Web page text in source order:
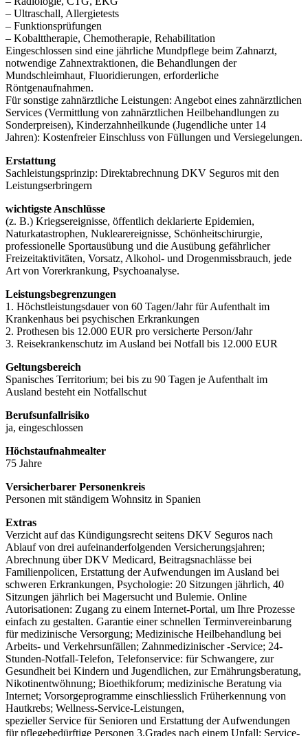
– Ultraschall, Allergietests
– Funktionsprüfungen
– Kobalttherapie, Chemotherapie, Rehabilitation
Eingeschlossen sind eine jährliche Mundpflege beim Zahnarzt,
notwendige Zahnextraktionen, die Behandlungen der
Mundschleimhaut, Fluoridierungen, erforderliche
Röntgenaufnahmen.
Für sonstige zahnärztliche Leistungen: Angebot eines zahnärztlichen
Services (Vermittlung von zahnärztlichen Heilbehandlungen zu
Sonderpreisen), Kinderzahnheilkunde (Jugendliche unter 14
Jahren): Kostenfreier Einschluss von Füllungen und Versiegelungen.
Erstattung
Sachleistungsprinzip: Direktabrechnung DKV Seguros mit den
Leistungserbringern
wichtigste Anschlüsse
(z. B.) Kriegsereignisse, öffentlich deklarierte Epidemien,
Naturkatastrophen, Nuklearereignisse, Schönheitschirurgie,
professionelle Sportausübung und die Ausübung gefährlicher
Freizeitaktivitäten, Vorsatz, Alkohol- und Drogenmissbrauch, jede
Art von Vorerkrankung, Psychoanalyse.
Leistungsbegrenzungen
1. Höchstleistungsdauer von 60 Tagen/Jahr für Aufenthalt im
Krankenhaus bei psychischen Erkrankungen
2. Prothesen bis 12.000 EUR pro versicherte Person/Jahr
3. Reisekrankenschutz im Ausland bei Notfall bis 12.000 EUR
Geltungsbereich
Spanisches Territorium; bei bis zu 90 Tagen je Aufenthalt im
Ausland besteht ein Notfallschut
Berufsunfallrisiko
ja, eingeschlossen
Höchstaufnahmealter
75 Jahre
Versicherbarer Personenkreis
Personen mit ständigem Wohnsitz in Spanien
Extras
Verzicht auf das Kündigungsrecht seitens DKV Seguros nach
Ablauf von drei aufeinanderfolgenden Versicherungsjahren;
Abrechnung über DKV Medicard, Beitragsnachlässe bei
Familienpolicen, Erstattung der Aufwendungen im Ausland bei
schweren Erkrankungen, Psychologie: 20 Sitzungen jährlich, 40
Sitzungen jährlich bei Magersucht und Bulemie. Online
Autorisationen: Zugang zu einem Internet-Portal, um Ihre Prozesse
einfach zu gestalten. Garantie einer schnellen Terminvereinbarung
für medizinische Versorgung; Medizinische Heilbehandlung bei
Arbeits- und Verkehrsunfällen; Zahnmedizinischer -Service; 24-
Stunden-Notfall-Telefon, Telefonservice: für Schwangere, zur
Gesundheit bei Kindern und Jugendlichen, zur Ernährungsberatung,
Nikotinentwöhnung; Bioethikforum; medizinische Beratung via
Internet; Vorsorgeprogramme einschliesslich Früherkennung von
Hautkrebs; Wellness-Service-Leistungen,
spezieller Service für Senioren und Erstattung der Aufwendungen
für pflegebedürftige Personen 3.Grades nach einem Unfall; Service-